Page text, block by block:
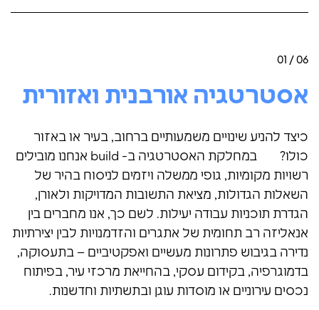
01 / 06
אסטרטגיה אורבנית ואזורית
כיצד להניע שינויים משמעותיים ברחוב, בעיר או באזור
כולו? במחלקת האסטרטגיה ב- build אנחנו מובילים
רשויות מקומיות, גופי ממשלה ויזמים לניסוח בהיר של
השאלות הגדולות, מציאת התשובות המדויקות ולאורן,
הגדרת תוכניות עבודה יעילות. לשם כך, אנו מחברים בין
אנאליזה רב תחומית של אתגרים והזדמנויות לבין יצירתיות
נדירה בגיבוש פתרונות מעשיים ואפקטיביים – בתעסוקה,
בדמוגרפיה, בקידום עסקי, בהחייאת מרכזי עיר, בפיתוח
נכסים עירוניים או מוסדות עוגן ובתשתיות וחדשנות.